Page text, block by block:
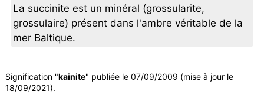
La succinite est un minéral (grossularite,
grossulaire) présent dans l'ambre véritable de la
mer Baltique.
Signification "kainite" publiée le 07/09/2009 (mise à jour le
18/09/2021).